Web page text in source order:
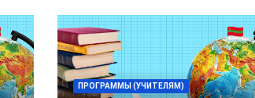
ki
ь
ПРОГРАММЫ (УЧИТЕЛЯМ)